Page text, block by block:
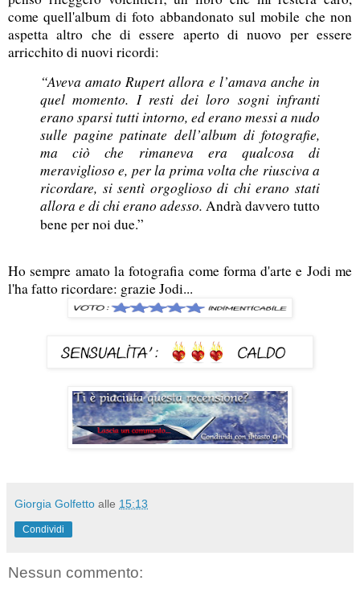
come quell'album di foto abbandonato sul mobile che non
aspetta altro che di essere aperto di nuovo per essere
arricchito di nuovi ricordi:
“Aveva amato Rupert allora e l’amava anche in
quel momento. I resti dei loro sogni infranti
erano sparsi tutti intorno, ed erano messi a nudo
sulle pagine patinate dell’album di fotografie,
ma ciò che rimaneva era qualcosa di
meraviglioso e, per la prima volta che riusciva a
ricordare, si sentì orgoglioso di chi erano stati
allora e di chi erano adesso. Andrà davvero tutto
bene per noi due.”
Ho sempre amato la fotografia come forma d'arte e Jodi me
l'ha fatto ricordare: grazie Jodi...
Giorgia Golfetto alle 15:13
Condividi
Nessun commento: